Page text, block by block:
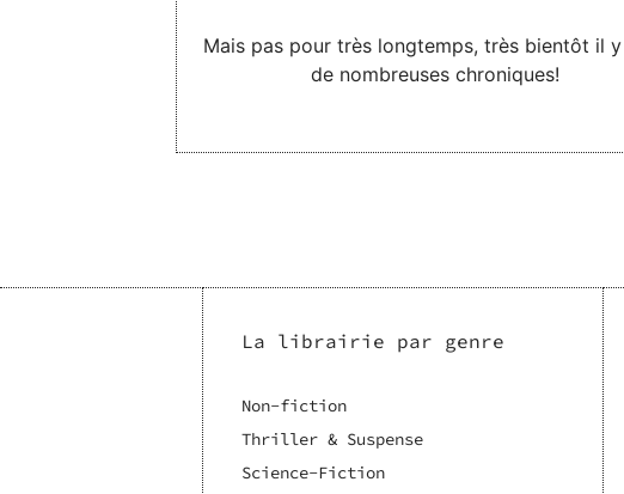
Mais pas pour très longtemps, très bientôt il y
de nombreuses chroniques!
La librairie par genre
Non-fiction
Thriller & Suspense
Science-Fiction